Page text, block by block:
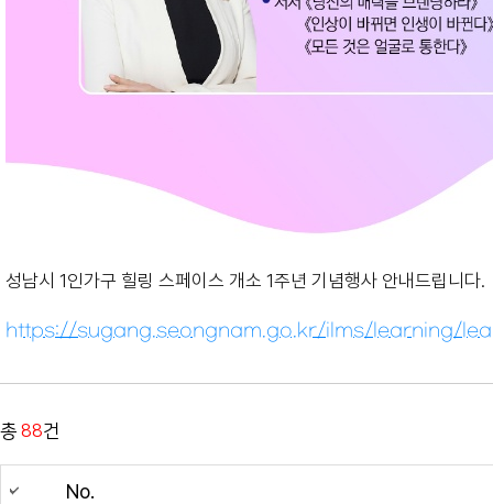
성남시 1인가구 힐링 스페이스 개소 1주년 기념행사 안내드립니다.
https://sugang.seongnam.go.kr/ilms/learning/
총 88건
No.